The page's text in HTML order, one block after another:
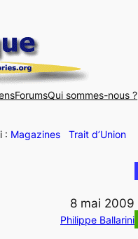
ForumsQui sommes-nous ?
: Magazines Trait d’Union
8 mai 2009
Philippe Ballarini